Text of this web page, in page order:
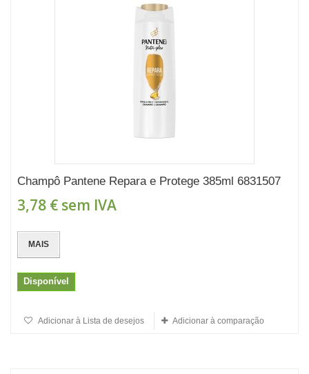
Champô Pantene Repara e Protege 385ml 6831507
3,78 € sem IVA
MAIS
Disponível
Adicionar à Lista de desejos Adicionar à comparação